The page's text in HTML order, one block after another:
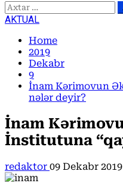
Axtarış:
AKTUAL
Home
2019
Dekabr
9
İnam Kərimovun
nələr deyir?
İnam
İnstitutuna
redaktor 09 Dekabr 2019